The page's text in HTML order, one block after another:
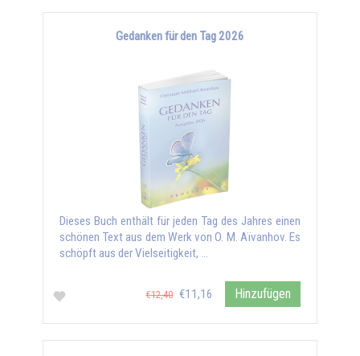
Gedanken für den Tag 2026
Dieses Buch enthält für jeden Tag des Jahres einen
schönen Text aus dem Werk von O. M. Aïvanhov. Es
schöpft aus der Vielseitigkeit, …
€12,40 €11,16 Hinzufügen